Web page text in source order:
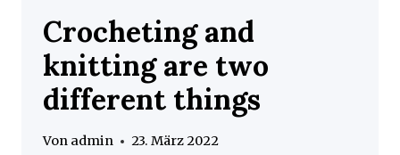
Crocheting and
knitting are two
different things
Von admin 23. März 2022